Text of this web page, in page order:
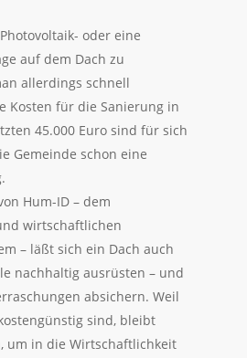
oder eine
auf dem Dach zu
allerdings schnell
Kosten für die Sanierung in
45.000 Euro sind für sich
Gemeinde schon eine
Hum-ID – dem
wirtschaftlichen
– läßt sich ein Dach auch
nachhaltig ausrüsten – und
absichern. Weil
sind, bleibt
um in die Wirtschaftlichkeit